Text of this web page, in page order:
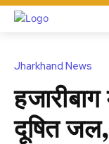
Jharkhand News
दूषित